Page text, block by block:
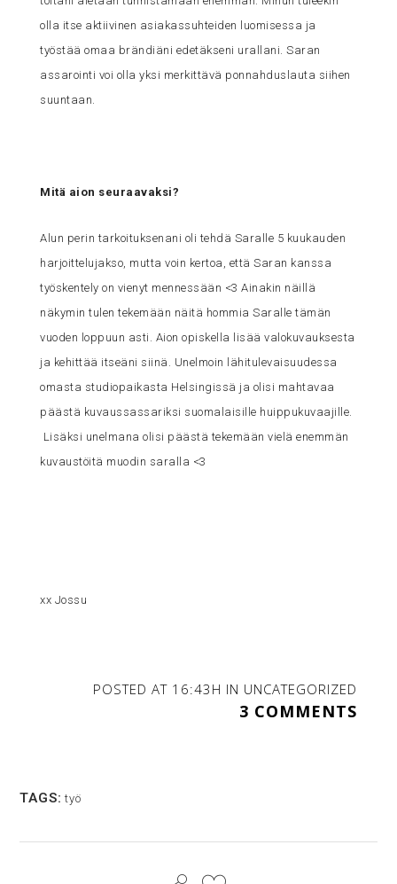
olla itse aktiivinen asiakassuhteiden luomisessa ja
työstää omaa brändiäni edetäkseni urallani. Saran
assarointi voi olla yksi merkittävä ponnahduslauta siihen
suuntaan.
Mitä aion seuraavaksi?
Alun perin tarkoituksenani oli tehdä Saralle 5 kuukauden
harjoittelujakso, mutta voin kertoa, että Saran kanssa
työskentely on vienyt mennessään <3 Ainakin näillä
näkymin tulen tekemään näitä hommia Saralle tämän
vuoden loppuun asti. Aion opiskella lisää valokuvauksesta
ja kehittää itseäni siinä. Unelmoin lähitulevaisuudessa
omasta studiopaikasta Helsingissä ja olisi mahtavaa
päästä kuvaussassariksi suomalaisille huippukuvaajille.
Lisäksi unelmana olisi päästä tekemään vielä enemmän
kuvaustöitä muodin saralla <3
xx Jossu
POSTED AT 16:43H IN UNCATEGORIZED
3 COMMENTS
TAGS: työ